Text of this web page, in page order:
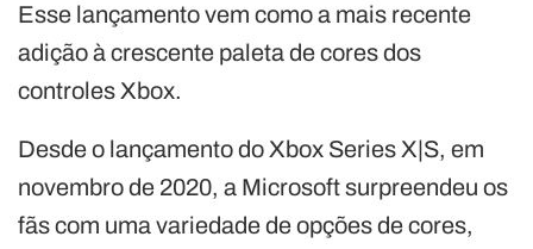
Esse lançamento vem como a mais recente
adição à crescente paleta de cores dos
controles Xbox.
Desde o lançamento do Xbox Series X|S, em
novembro de 2020, a Microsoft surpreendeu os
fãs com uma variedade de opções de cores,